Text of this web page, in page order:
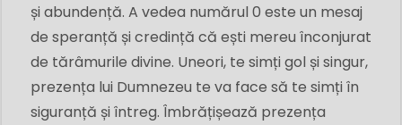
și abundență. A vedea numărul 0 este un mesaj
de speranță și credință că ești mereu înconjurat
de tărâmurile divine. Uneori, te simți gol și singur,
prezența lui Dumnezeu te va face să te simți în
siguranță și întreg. Îmbrățișează prezența